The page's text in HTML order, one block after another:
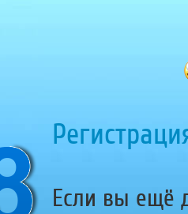
Если вы ещё